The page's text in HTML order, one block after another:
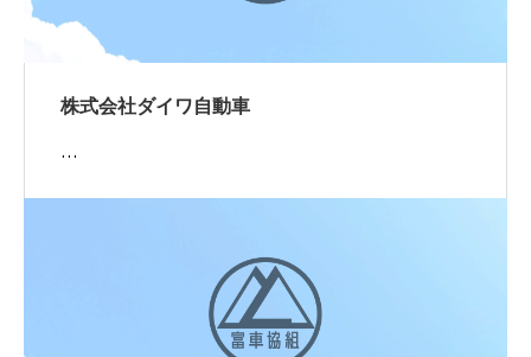
株式会社ダイワ自動車
…